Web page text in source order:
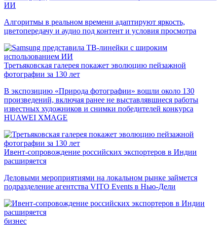
ИИ
Алгоритмы в реальном времени адаптируют яркость,
цветопередачу и аудио под контент и условия просмотра
Третьяковская галерея покажет эволюцию пейзажной
фотографии за 130 лет
В экспозицию «Природа фотографии» вошли около 130
произведений, включая ранее не выставлявшиеся работы
известных художников и снимки победителей конкурса
HUAWEI XMAGE
Ивент-сопровождение российских экспортеров в Индии
расширяется
Деловыми мероприятиями на локальном рынке займется
подразделение агентства VITO Events в Нью-Дели
бизнес